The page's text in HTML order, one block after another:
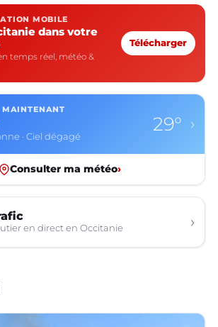
MOBILE
dans votre
temps réel, météo &
Télécharger
MAINTENANT
· Ciel dégagé
29° ›
Consulter ma météo›
en direct en Occitanie ›